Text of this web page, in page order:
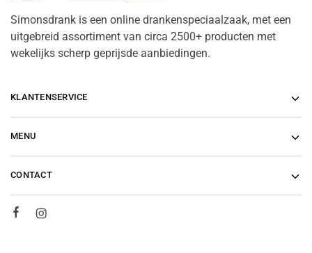
Simonsdrank is een online drankenspeciaalzaak, met een
uitgebreid assortiment van circa 2500+ producten met
wekelijks scherp geprijsde aanbiedingen.
KLANTENSERVICE
MENU
CONTACT